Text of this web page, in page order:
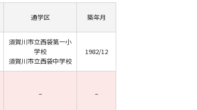
通学区 築年月
須賀川市立西袋第一小
学校
須賀川市立西袋中学校
1982/12
– –